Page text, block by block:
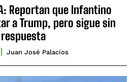
Reportan que Infantino
a Trump, pero sigue sin
respuesta
Juan José Palacios